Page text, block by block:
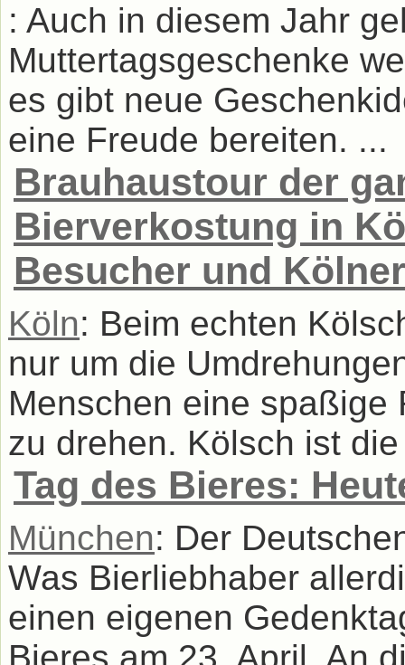
: Auch in diesem Jahr
Muttertagsgeschenke
es gibt neue
eine Freude bereiten. ...
Brauhaustour der
Bierverkostung in
Besucher und
Köln: Beim echten
nur um die
Menschen eine spaßige
zu drehen. Kölsch ist
Tag des Bieres:
München: Der
Was Bierliebhaber
einen eigenen